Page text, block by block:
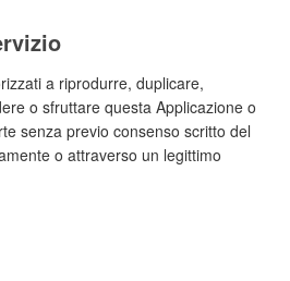
a riprodurre, duplicare,
o sfruttare questa Applicazione o
senza previo consenso scritto del
o attraverso un legittimo